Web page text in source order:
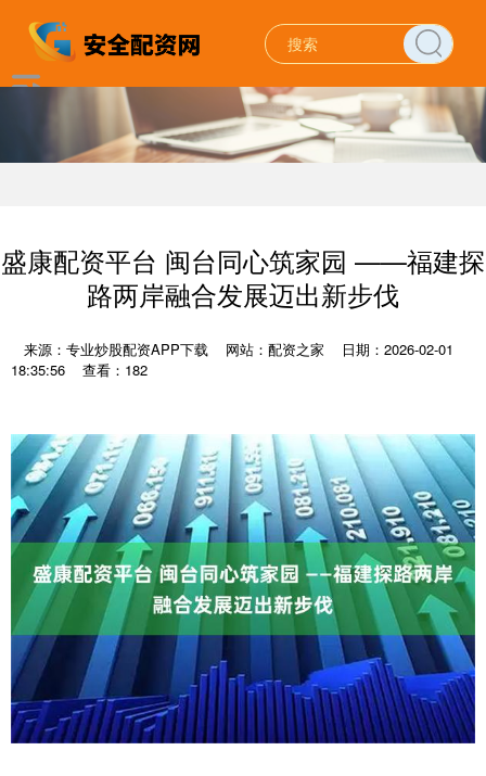
盛康配资平台 闽台同心筑家园 ——福建探
路两岸融合发展迈出新步伐
来源：专业炒股配资APP下载 网站：配资之家
日期：2026-02-01
18:35:56
查看：182